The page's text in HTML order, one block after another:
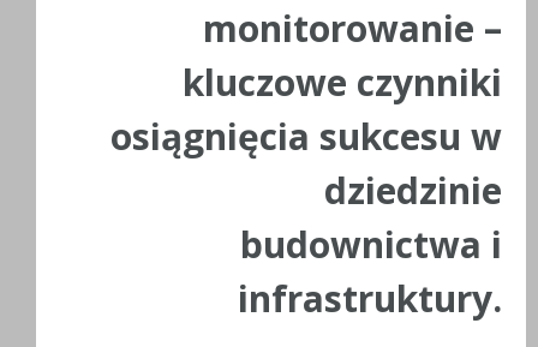
monitorowanie –
kluczowe czynniki
osiągnięcia sukcesu w
dziedzinie
budownictwa i
infrastruktury.